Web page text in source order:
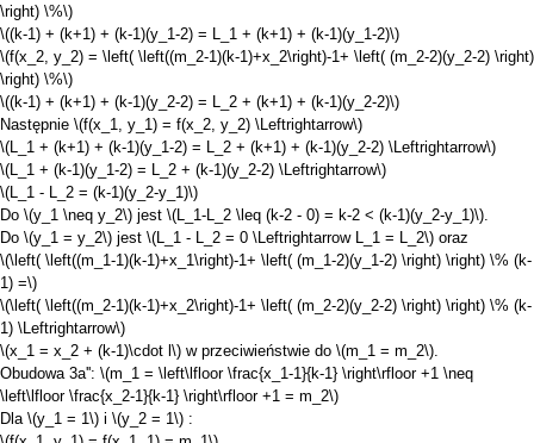
\right) \%\)
\((k-1) + (k+1) + (k-1)(y_1-2) = L_1 + (k+1) + (k-1)(y_1-2)\)
\(f(x_2, y_2) = \left( \left((m_2-1)(k-1)+x_2\right)-1+ \left( (m_2-2)(y_2-2) \right)
\right) \%\)
\((k-1) + (k+1) + (k-1)(y_2-2) = L_2 + (k+1) + (k-1)(y_2-2)\)
Następnie \(f(x_1, y_1) = f(x_2, y_2) \Leftrightarrow\)
\(L_1 + (k+1) + (k-1)(y_1-2) = L_2 + (k+1) + (k-1)(y_2-2) \Leftrightarrow\)
\(L_1 + (k-1)(y_1-2) = L_2 + (k-1)(y_2-2) \Leftrightarrow\)
\(L_1 - L_2 = (k-1)(y_2-y_1)\)
Do \(y_1 \neq y_2\) jest \(L_1-L_2 \leq (k-2 - 0) = k-2 < (k-1)(y_2-y_1)\)
Do \(y_1 = y_2\) jest \(L_1 - L_2 = 0 \Leftrightarrow L_1 = L_2\) oraz
\(\left( \left((m_1-1)(k-1)+x_1\right)-1+ \left( (m_1-2)(y_1-2) \right) \right) \% (k-
1) =\)
\(\left( \left((m_2-1)(k-1)+x_2\right)-1+ \left( (m_2-2)(y_2-2) \right) \right) \% (k-
1) \Leftrightarrow\)
\(x_1 = x_2 + (k-1)\cdot l\) w przeciwieństwie do \(m_1 = m_2\)
Obudowa 3a'': \(m_1 = \left\lfloor \frac{x_1-1}{k-1} \right\rfloor +1 \neq
\left\lfloor \frac{x_2-1}{k-1} \right\rfloor +1 = m_2\)
Dla \(y_1 = 1\) i \(y_2 = 1\) :